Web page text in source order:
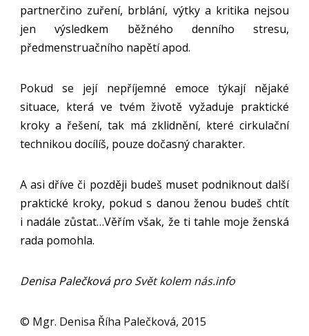
partnerčino zuření, brblání, výtky a kritika nejsou
jen výsledkem běžného denního stresu,
předmenstruačního napětí apod.
Pokud se její nepříjemné emoce týkají nějaké
situace, která ve tvém životě vyžaduje praktické
kroky a řešení, tak má zklidnění, které cirkulační
technikou docílíš, pouze dočasný charakter.
A asi dříve či později budeš muset podniknout další
praktické kroky, pokud s danou ženou budeš chtít
i nadále zůstat…Věřím však, že ti tahle moje ženská
rada pomohla.
Denisa Palečková pro Svět kolem nás.info
© Mgr. Denisa Říha Palečková, 2015